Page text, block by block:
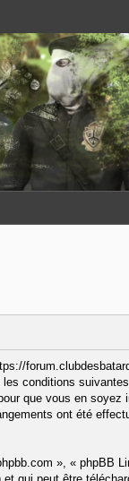
conditions
que vous en soyez
ont été
», « phpBB